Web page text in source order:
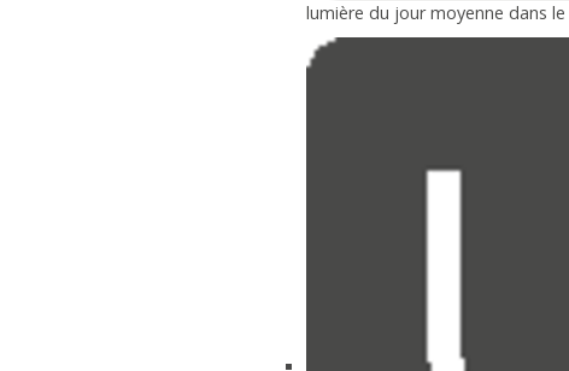
lumière du jour moyenne dans